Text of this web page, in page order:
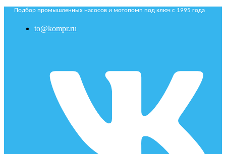
Подбор промышленных насосов и мотопомп под ключ с 1995 года
to@kompr.ru